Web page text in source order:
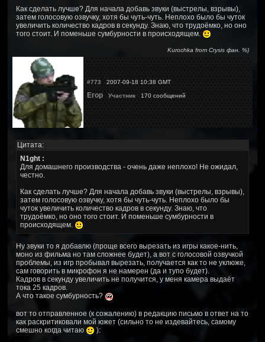
Как сделать лучше? Для начала добавь звуки (выстрелы, взрывы),
затем голосовую озвучку, хотя бы чуть-чуть. Неплохо было бы чуток
увеличить количество кадров в секунду. Знаю, что трудоёмко, но оно
того стоит. И поменьше сумбурности в происходящем.
Kurochka from Crysis фан. %)
#773 2007-09-18 10:38 GMT
Егор Участник 170 сообщений
Цитата:
N1ght :
Для домашнего производства - очень даже неплохо! Не ожидал,
честно.
Как сделать лучше? Для начала добавь звуки (выстрелы, взрывы),
затем голосовую озвучку, хотя бы чуть-чуть. Неплохо было бы
чуток увеличить количество кадров в секунду. Знаю, что
трудоёмко, но оно того стоит. И поменьше сумбурности в
происходящем.
Ну звуки то я добавлю (проще всего вырезать из игры какое-нить,
моно из фильма но там сложнее будет), а вот с голосовой озвучкой
проблемы, из игр пробывал вырезать, получается как то не уклюже,
сам говорить в микрофон я не намерен (да и тупо будет).
Кадров в секунду увеличить не получится, у меня камера выдаёт
тока 25 кадров.
А что такое сумбурность?
вот то отправленное (к сожалению) в редакцию письмо в ответ на то
как раскритиковали мой южет (сильно то не издевайтесь, самому
смешно когда читаю
):